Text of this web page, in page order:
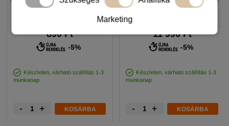
Marketing
890 Ft
-5%
Készleten, várható szállítás 1-3
munkanap
- + KOSÁRBA
11 990 Ft
-5%
Készleten, várható szállítás 1-3
munkanap
- + KOSÁRBA